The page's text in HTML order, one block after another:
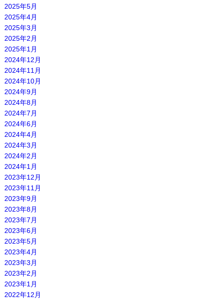
2025年5月
2025年4月
2025年3月
2025年2月
2025年1月
2024年12月
2024年11月
2024年10月
2024年9月
2024年8月
2024年7月
2024年6月
2024年4月
2024年3月
2024年2月
2024年1月
2023年12月
2023年11月
2023年9月
2023年8月
2023年7月
2023年6月
2023年5月
2023年4月
2023年3月
2023年2月
2023年1月
2022年12月